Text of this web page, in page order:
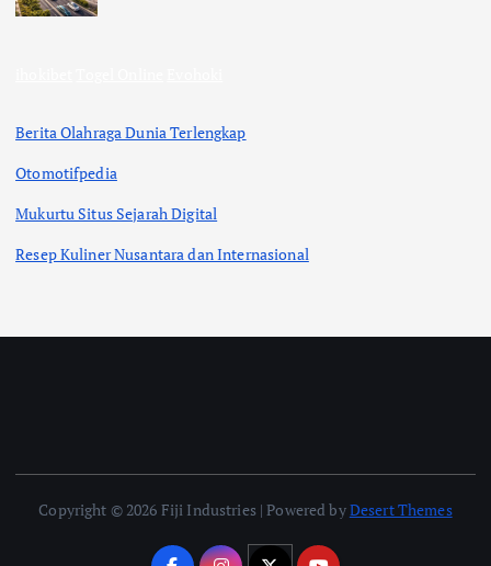
Berita Olahraga Dunia Terlengkap
Otomotifpedia
Mukurtu Situs Sejarah Digital
Resep Kuliner Nusantara dan Internasional
Copyright © 2026 Fiji Industries | Powered byDesert Themes